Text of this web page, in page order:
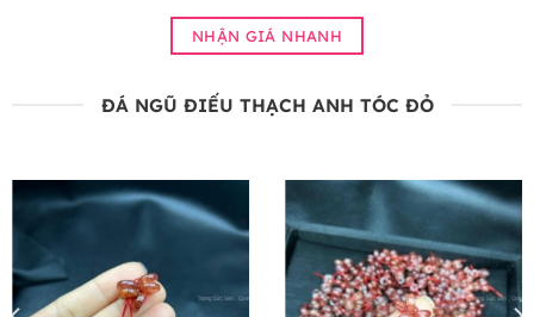
NHẬN GIÁ NHANH
ĐÁ NGŨ ĐIẾU THẠCH ANH TÓC ĐỎ